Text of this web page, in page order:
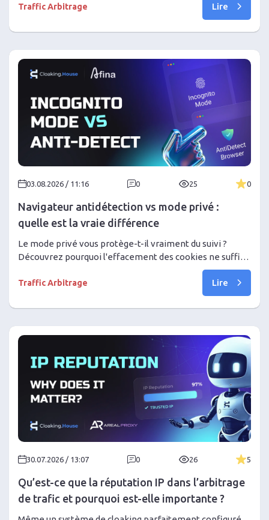
entreprises et l'arbitrage de trafic des blocages
géographiques. Découvrez comment choisir un proxy et
utiliser la combinaison de 1024Proxy avec
Traffic Arbitrage Lire
03.08.2026 / 11:16 0 25 0
Navigateur antidétection vs mode privé :
quelle est la vraie différence
Le mode privé vous protège-t-il vraiment du suivi ?
Découvrez pourquoi l'effacement des cookies ne suffit
plus et comment les navigateurs antidétection gèrent
les empreintes numériques pour le multi-accounting.
Traffic Arbitrage Lire
30.07.2026 / 13:07 0 26 5
Qu’est-ce que la réputation IP dans l’arbitrage
de trafic et pourquoi est-elle importante ?